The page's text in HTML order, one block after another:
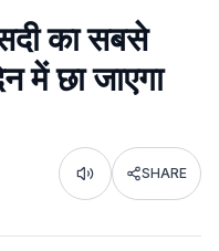
का सबसे
में छा जाएगा
Listen SHARE